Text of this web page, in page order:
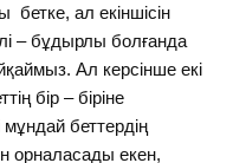
бетке, ал екіншісін
– бұдырлы болғанда
Ал керсінше екі
бір – біріне
беттердің
орналасады екен,